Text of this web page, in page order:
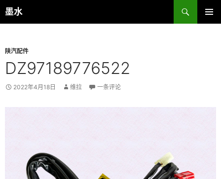
跳
至
墨水
搜
索
陕汽配件
DZ97189776522
2022年4月18日 维拉 一条评论